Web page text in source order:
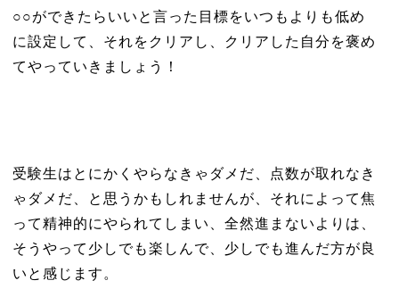
○○ができたらいいと言った目標をいつもよりも低め
に設定して、それをクリアし、クリアした自分を褒め
てやっていきましょう！
受験生はとにかくやらなきゃダメだ、点数が取れなき
ゃダメだ、と思うかもしれませんが、それによって焦
って精神的にやられてしまい、全然進まないよりは、
そうやって少しでも楽しんで、少しでも進んだ方が良
いと感じます。